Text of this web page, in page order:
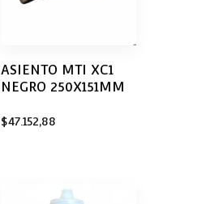
ASIENTO MTI XC1
NEGRO 250X151MM
$47.152,88